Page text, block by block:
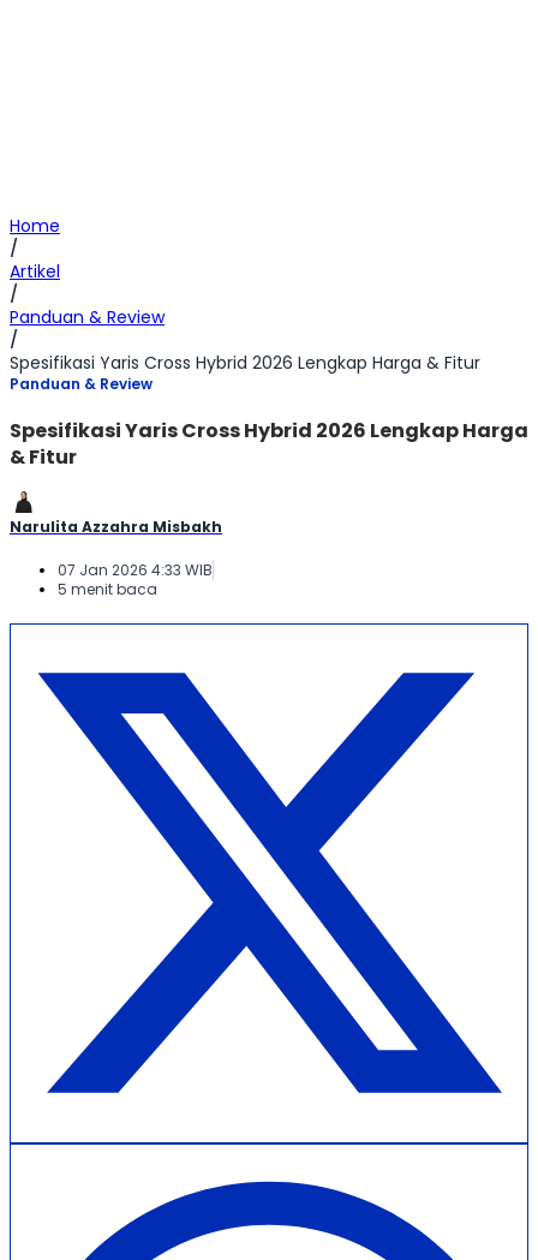
Home
/
Artikel
/
Panduan & Review
/
Spesifikasi Yaris Cross Hybrid 2026 Lengkap Harga & Fitur
Panduan & Review
Spesifikasi Yaris Cross Hybrid 2026 Lengkap Harga
& Fitur
Narulita Azzahra Misbakh
07 Jan 2026 4:33 WIB
5 menit baca